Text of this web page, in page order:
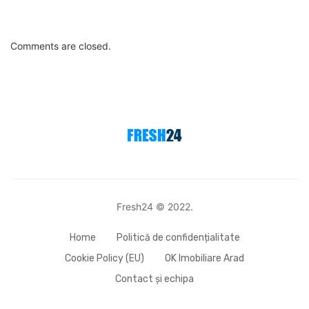
Comments are closed.
Fresh24 © 2022.
Home
Politică de confidențialitate
Cookie Policy (EU)
OK Imobiliare Arad
Contact și echipa